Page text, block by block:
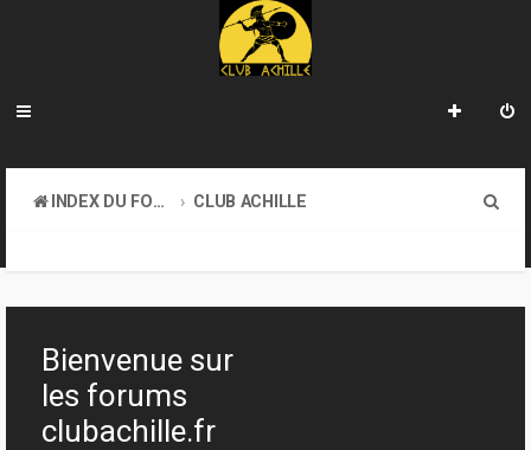
INDEX DU FORUM
CLUB ACHILLE
h
Bienvenue sur
les forums
clubachille.fr